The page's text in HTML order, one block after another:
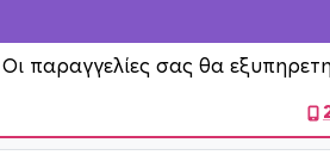
παραγγελίες σας θα